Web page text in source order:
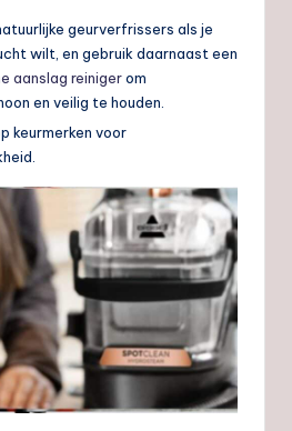
geurverfrissers als je
wilt, en gebruik daarnaast een
aanslag reinigerom
en veilig te houden.
keurmerken voor